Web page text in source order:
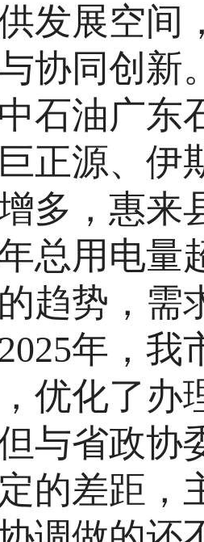
发展空间
协同创新
石油广东
正源、伊
多，惠来
总用电量
趋势，需
年，我市
优化了办
与省政协
的差距，